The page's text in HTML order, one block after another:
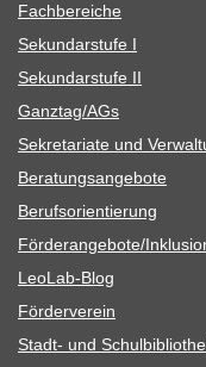
Fach­be­rei­che
Sekun­dar­stufe I
Sekun­dar­stufe II
Ganztag/​​AGs
Sekre­ta­riate und
Bera­tungs­an­ge­bote
Berufs­ori­en­tie­rung
Förderangebote/​​
Leo­Lab-Blog
För­der­ver­ein
Stadt- und